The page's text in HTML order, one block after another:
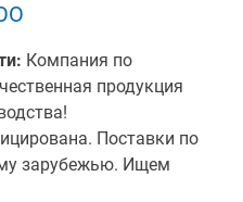
Компания по
продукция
Поставки по
зарубежью. Ищем